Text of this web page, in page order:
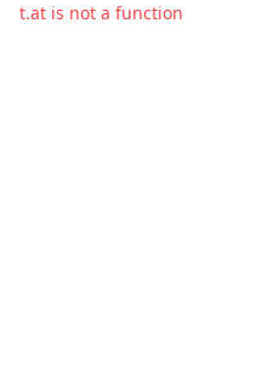
t.at is not a function